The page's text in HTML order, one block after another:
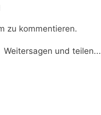
zu kommentieren.
Weitersagen und teilen...